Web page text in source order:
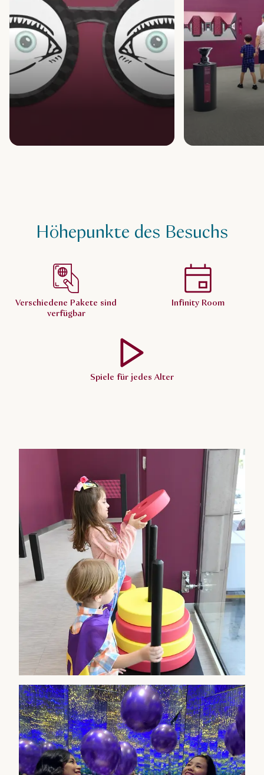
Höhepunkte des Besuchs
Verschiedene Pakete sind
verfügbar
Infinity Room
Spiele für jedes Alter